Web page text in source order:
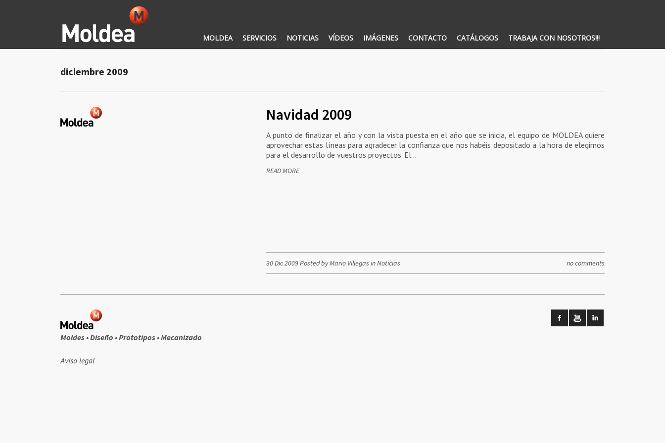
MOLDEA SERVICIOS NOTICIAS VÍDEOS IMÁGENES CONTACTO CATÁLOGOS TRABAJA CON NOSOTROS!!!
diciembre 2009
Navidad 2009
A punto de finalizar el año y con la vista puesta en el año que se inicia, el equipo de MOLDEA quiere
aprovechar estas líneas para agradecer la confianza que nos habéis depositado a la hora de elegirnos
para el desarrollo de vuestros proyectos. El…
READ MORE
30 Dic 2009 Posted by Mario Villegas inNoticias no comments
Moldes • Diseño • Prototipos • Mecanizado
Aviso legal